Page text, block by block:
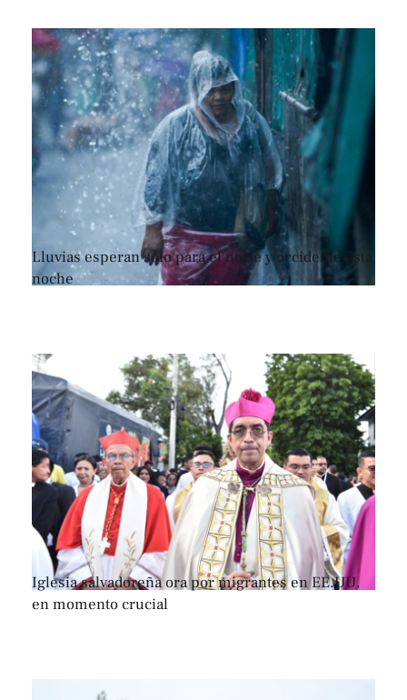
Lluvias esperan sólo para el norte y occidente esta
noche
Iglesia salvadoreña ora por migrantes en EE.UU.
en momento crucial